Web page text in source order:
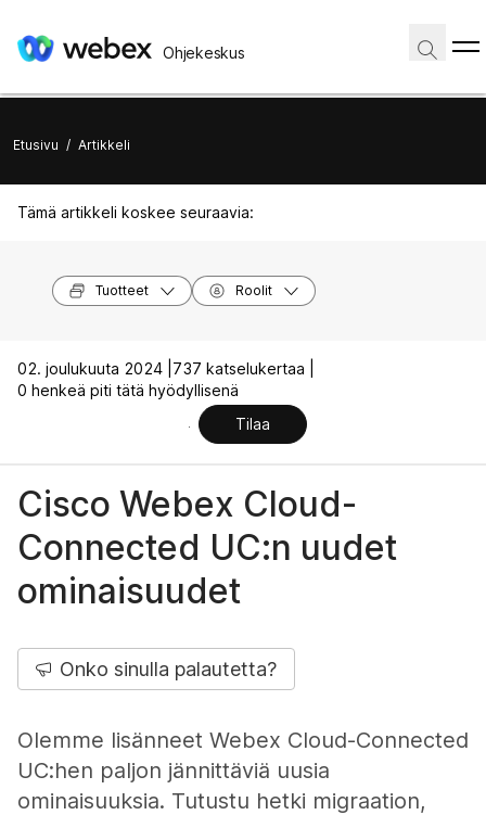
Ohjekeskus
Etusivu / Artikkeli
Tämä artikkeli koskee seuraavia:
Tuotteet Roolit
02. joulukuuta 2024 | 737 katselukertaa |
0 henkeä piti tätä hyödyllisenä
Tilaa
Cisco Webex Cloud-
Connected UC:n uudet
ominaisuudet
Onko sinulla palautetta?
Olemme lisänneet Webex Cloud-Connected
UC:hen paljon jännittäviä uusia
ominaisuuksia. Tutustu hetki migraation,